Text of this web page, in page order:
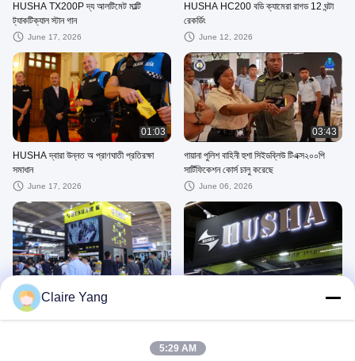
HUSHA TX200P দ্য আলটিমেট মাল্টি
ট্যাকটিক্যাল স্টান গান
June 17, 2026
HUSHA HC200 বডি ক্যামেরা রাগড 12 ঘন্টা
রেকর্ডিং
June 12, 2026
01:03
HUSHA দ্বারা উন্নত অ প্রাণঘাতী প্রতিরক্ষা
সমাধান
June 17, 2026
03:43
গায়ানা পুলিশ বাহিনী হুশা সিইডব্লিউ টিএক্স২০০পি
সার্টিফিকেশন কোর্স চালু করেছে
June 06, 2026
CIEPE 2025, বেইজিং-এ হুশা
July 27, 2026
HUSHA
Claire Yang
5:29 AM